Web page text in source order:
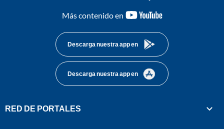
Más contenido en
youtube-
Descarga nuestra app en
Descarga nuestra app en
RED DE PORTALES